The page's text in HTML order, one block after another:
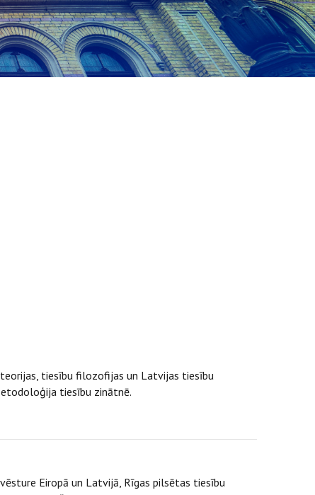
tiesību filozofijas un Latvijas tiesību
tiesību zinātnē.
Eiropā un Latvijā, Rīgas pilsētas tiesību